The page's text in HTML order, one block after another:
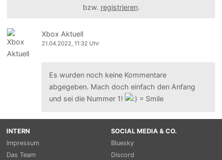
bzw. registrieren.
Xbox Aktuell
21.04.2022, 11:32 Uhr
Es wurden noch keine Kommentare
abgegeben. Mach doch einfach den Anfang
und sei die Nummer 1!
INTERN
Impressum
Das Team
SOCIAL MEDIA & CO.
Bluesky
Discord